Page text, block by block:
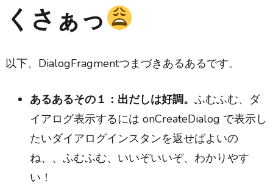
くさぁっ
以下、DialogFragmentつまづきあるあるです。
あるあるその１：出だしは好調。 ふむふむ、ダ
イアログ表示するには onCreateDialog で表示し
たいダイアログインスタンを返せばよいの
ね、、ふむふむ、いいぞいいぞ、わかりやす
い！